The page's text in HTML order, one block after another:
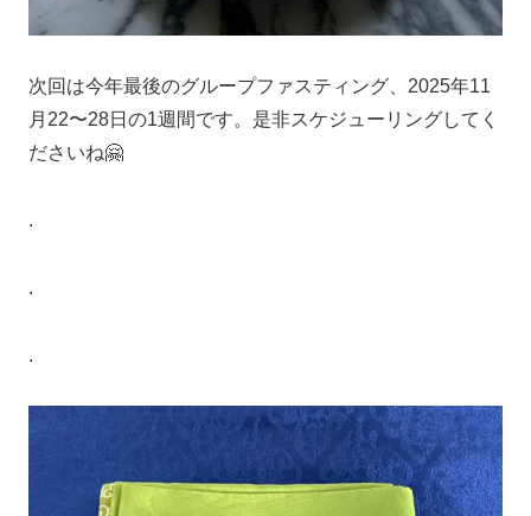
次回は今年最後のグループファスティング、2025年11
月22〜28日の1週間です。是非スケジューリングしてく
ださいね🤗
.
.
.